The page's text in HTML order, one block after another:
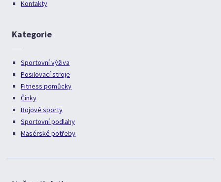
Kontakty
Kategorie
Sportovní výživa
Posilovací stroje
Fitness pomůcky
Činky
Bojové sporty
Sportovní podlahy
Masérské potřeby